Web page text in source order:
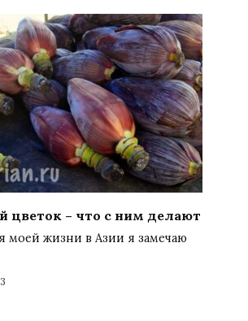
цветок – что с ним делают
моей жизни в Азии я замечаю